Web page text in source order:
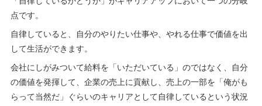
点です。
自律していると、自分のやりたい仕事や、やれる仕事で価値を出
して生活ができます。
会社にしがみついて給料を「いただいている」のではなく、自分
の価値を発揮して、企業の売上に貢献し、売上の一部を「俺がも
らって当然だ」ぐらいのキャリアとして自律しているという状況